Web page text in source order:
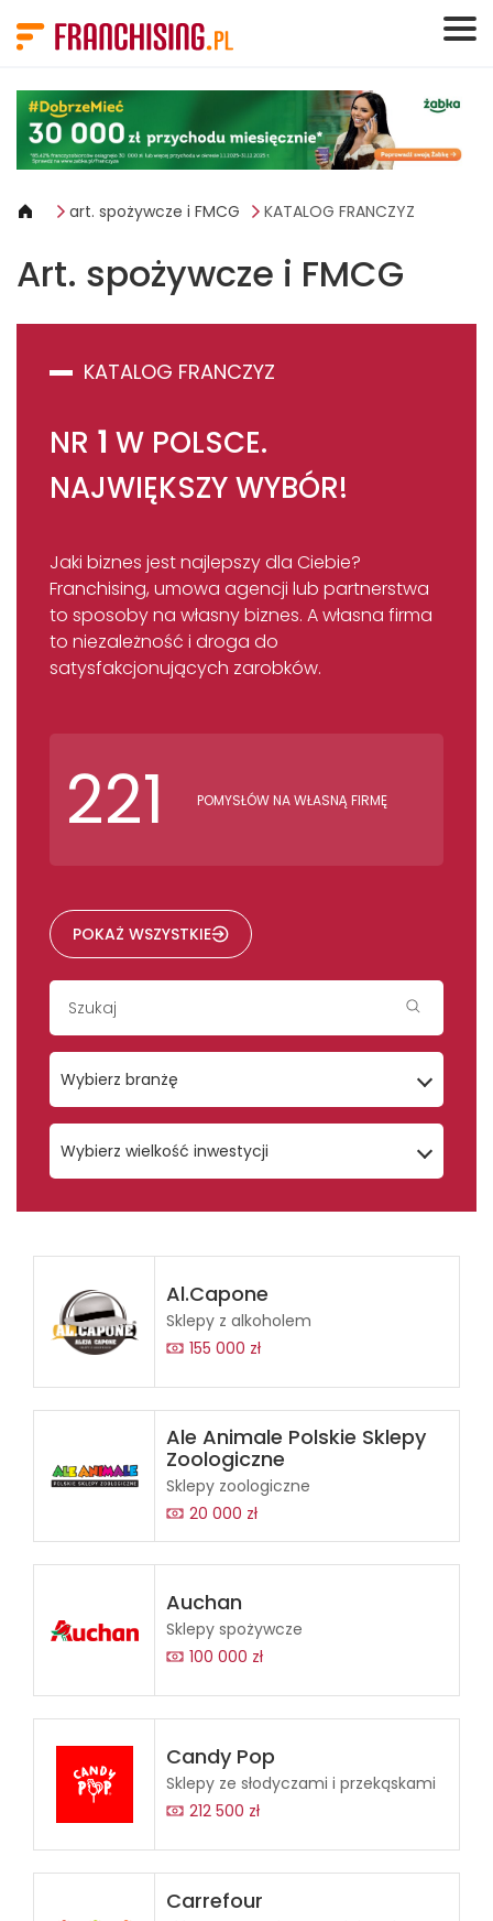
art. spożywcze i FMCG KATALOG FRANCZYZ
Art. spożywcze i FMCG
KATALOG FRANCZYZ
NR 1 W POLSCE.
NAJWIĘKSZY WYBÓR!
Jaki biznes jest najlepszy dla Ciebie?
Franchising, umowa agencji lub partnerstwa
to sposoby na własny biznes. A własna firma
to niezależność i droga do
satysfakcjonujących zarobków.
221 POMYSŁÓW NA WŁASNĄ FIRMĘ
POKAŻ WSZYSTKIE
Wybierz branżę
Wybierz wielkość inwestycji
Al.Capone
Sklepy z alkoholem
155 000 zł
Ale Animale Polskie Sklepy
Zoologiczne
Sklepy zoologiczne
20 000 zł
Auchan
Sklepy spożywcze
100 000 zł
Candy Pop
Sklepy ze słodyczami i przekąskami
212 500 zł
Carrefour